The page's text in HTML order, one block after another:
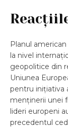
Planul
la nivel
geopolitice din
Uniunea
pentru inițiativa
menținerii unei
lideri europeni
precedentul